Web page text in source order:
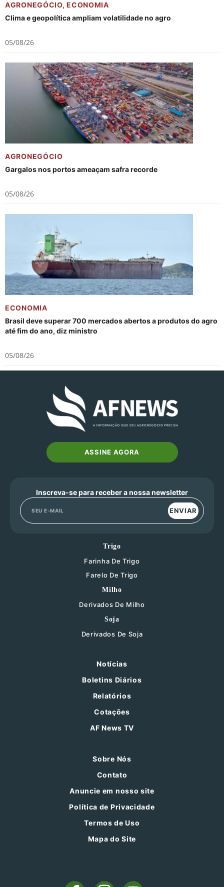
AGRONEGÓCIO,ECONOMIA
Clima e geopolítica ampliam volatilidade no agro
05/08/26
AGRONEGÓCIO
Gargalos nos portos ameaçam safra recorde
05/08/26
ECONOMIA
Brasil deve superar 700 mercados abertos a produtos do agro
até fim do ano, diz ministro
05/08/26
ASSINE AGORA
Inscreva-se para receber a nossa newsletter
ENVIAR
Trigo
Farinha De Trigo
Farelo De Trigo
Milho
Derivados De Milho
Soja
Derivados De Soja
Notícias
Boletins Diários
Relatórios
Cotações
AF News TV
Sobre Nós
Contato
Anuncie em nosso site
Política de Privacidade
Termos de Uso
Mapa do Site